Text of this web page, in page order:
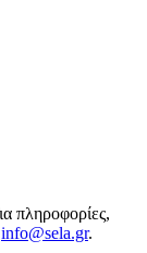
πληροφορίες,
info@sela.gr.